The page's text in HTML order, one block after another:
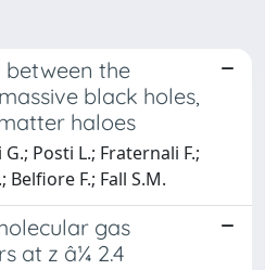
between the
black holes,
haloes
Posti L.; Fraternali F.;
F.; Fall S.M.
gas
at z â¼ 2.4